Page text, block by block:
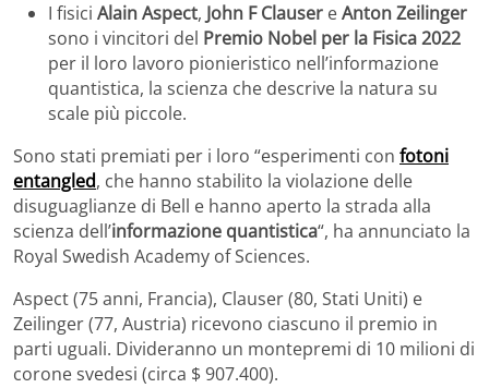
I fisici Alain Aspect, John F Clauser eAnton Zeilinger
sono i vincitori del Premio Nobel per la Fisica 2022
per il loro lavoro pionieristico nell’informazione
quantistica, la scienza che descrive la natura su
scale più piccole.
Sono stati premiati per i loro “esperimenti con fotoni
entangled, che hanno stabilito la violazione delle
disuguaglianze di Bell e hanno aperto la strada alla
scienza dell’informazione quantistica“, ha annunciato la
Royal Swedish Academy of Sciences.
Aspect (75 anni, Francia), Clauser (80, Stati Uniti) e
Zeilinger (77, Austria) ricevono ciascuno il premio in
parti uguali. Divideranno un montepremi di 10 milioni di
corone svedesi (circa $ 907.400).